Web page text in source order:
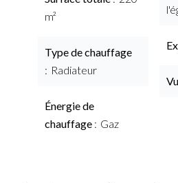
m²
Type de chauffage
Radiateur
Énergie de
chauffage
Gaz